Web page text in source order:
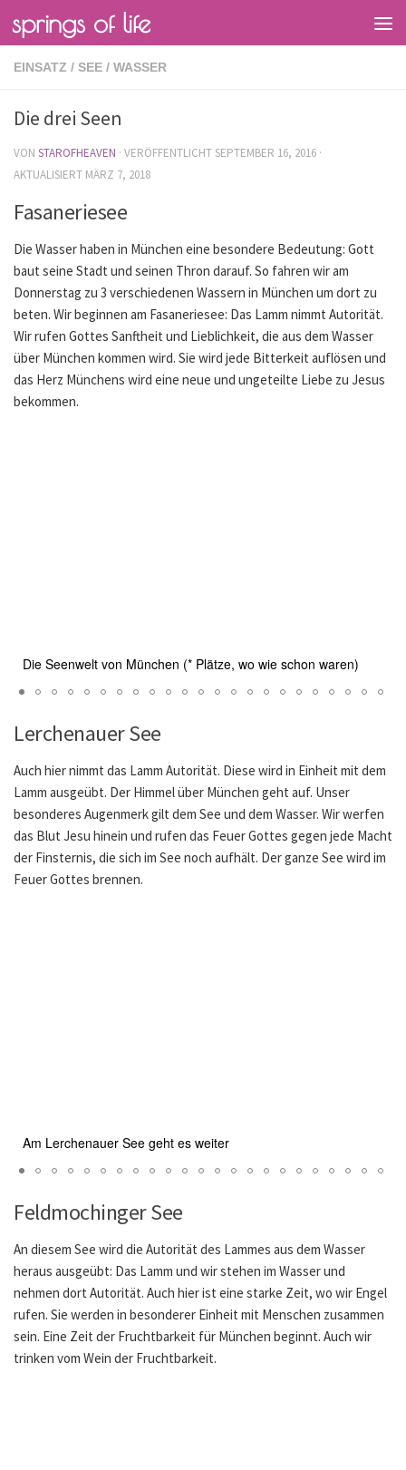
springs of life
EINSATZ / SEE / WASSER
Die drei Seen
VON STAROFHEAVEN · VERÖFFENTLICHTSEPTEMBER 16, 2016 ·
AKTUALISIERT MÄRZ 7, 2018
Fasaneriesee
Die Wasser haben in München eine besondere Bedeutung: Gott
baut seine Stadt und seinen Thron darauf. So fahren wir am
Donnerstag zu 3 verschiedenen Wassern in München um dort zu
beten. Wir beginnen am Fasaneriesee: Das Lamm nimmt Autorität.
Wir rufen Gottes Sanftheit und Lieblichkeit, die aus dem Wasser
über München kommen wird. Sie wird jede Bitterkeit auflösen und
das Herz Münchens wird eine neue und ungeteilte Liebe zu Jesus
bekommen.
Die Seenwelt von München (* Plätze, wo wie schon waren)
Lerchenauer See
Auch hier nimmt das Lamm Autorität. Diese wird in Einheit mit dem
Lamm ausgeübt. Der Himmel über München geht auf. Unser
besonderes Augenmerk gilt dem See und dem Wasser. Wir werfen
das Blut Jesu hinein und rufen das Feuer Gottes gegen jede Macht
der Finsternis, die sich im See noch aufhält. Der ganze See wird im
Feuer Gottes brennen.
Am Lerchenauer See geht es weiter
Feldmochinger See
An diesem See wird die Autorität des Lammes aus dem Wasser
heraus ausgeübt: Das Lamm und wir stehen im Wasser und
nehmen dort Autorität. Auch hier ist eine starke Zeit, wo wir Engel
rufen. Sie werden in besonderer Einheit mit Menschen zusammen
sein. Eine Zeit der Fruchtbarkeit für München beginnt. Auch wir
trinken vom Wein der Fruchtbarkeit.